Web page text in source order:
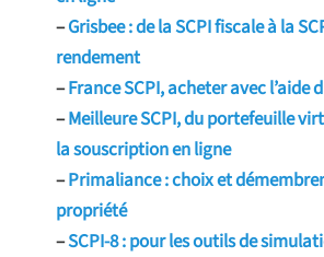
–Grisbee : de la SCPI fiscale à la
rendement
–France SCPI, acheter avec l’aide
–Meilleure SCPI, du portefeuille
la souscription en ligne
–Primaliance : choix et
propriété
–SCPI-8 : pour les outils de